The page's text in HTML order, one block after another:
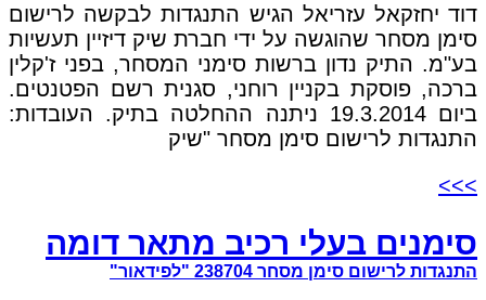
דוד יחזקאל עזריאל הגיש התנגדות לבקשה לרישום
סימן מסחר שהוגשה על ידי חברת שיק דיזיין תעשיות
בע"מ. התיק נדון ברשות סימני המסחר, בפני ז'קלין
ברכה, פוסקת בקניין רוחני, סגנית רשם הפטנטים.
ביום 19.3.2014 ניתנה ההחלטה בתיק. העובדות:
התנגדות לרישום סימן מסחר "שיק
>>>
סימנים בעלי רכיב מתאר דומה
התנגדות לרישום סימן מסחר 238704 "לפידאור"